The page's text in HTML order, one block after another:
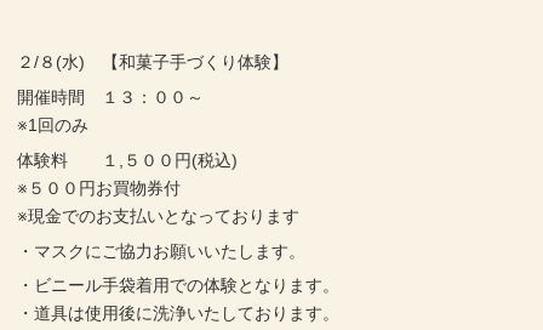
２/８(水) 【和菓子手づくり体験】
開催時間 １３：００～
※1回のみ
体験料 １,５００円(税込)
※５００円お買物券付
※現金でのお支払いとなっております
・マスクにご協力お願いいたします。
・ビニール手袋着用での体験となります。
・道具は使用後に洗浄いたしております。